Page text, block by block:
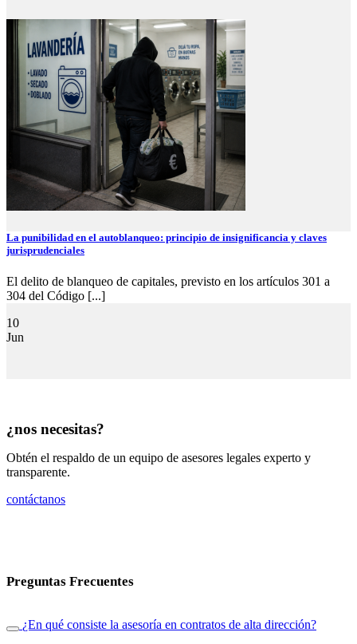
La punibilidad en el autoblanqueo: principio de insignificancia y claves
jurisprudenciales
El delito de blanqueo de capitales, previsto en los artículos 301 a
304 del Código [...]
10
Jun
¿nos necesitas?
Obtén el respaldo de un equipo de asesores legales experto y
transparente.
contáctanos
Preguntas Frecuentes
¿En qué consiste la asesoría en contratos de alta dirección?